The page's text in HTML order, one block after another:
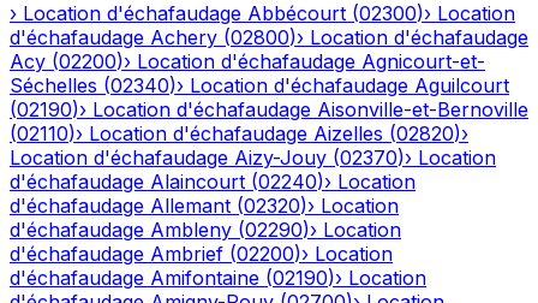
› Location d'échafaudage Abbécourt (02300)› Location
d'échafaudage Achery (02800)› Location d'échafaudage
Acy (02200)› Location d'échafaudage Agnicourt-et-
Séchelles (02340)› Location d'échafaudage Aguilcourt
(02190)› Location d'échafaudage Aisonville-et-Bernoville
(02110)› Location d'échafaudage Aizelles (02820)›
Location d'échafaudage Aizy-Jouy (02370)› Location
d'échafaudage Alaincourt (02240)› Location
d'échafaudage Allemant (02320)› Location
d'échafaudage Ambleny (02290)› Location
d'échafaudage Ambrief (02200)› Location
d'échafaudage Amifontaine (02190)› Location